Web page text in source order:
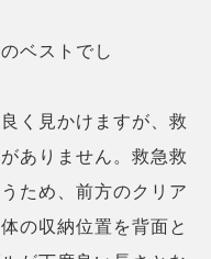
ベストでし
く見かけますが、救
ありません。救急救
ため、前方のクリア
の収納位置を背面と